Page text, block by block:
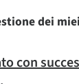
dei
con